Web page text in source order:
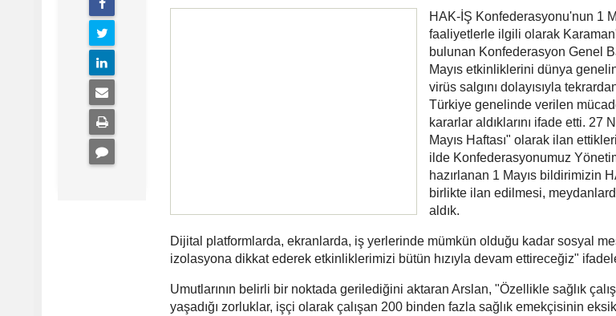
HAK-İŞ Konfederasyonu'nun 1
faaliyetlerle ilgili olarak
bulunan Konfederasyon Genel
Mayıs etkinliklerini dünya
virüs salgını dolayısıyla
Türkiye genelinde verilen
kararlar aldıklarını ifade etti. 27
Mayıs Haftası" olarak ilan
ilde Konfederasyonumuz
hazırlanan 1 Mayıs bildirimizin
birlikte ilan edilmesi,
aldık.
Dijital platformlarda, ekranlarda, iş yerlerinde mümkün olduğu kadar sosyal
izolasyona dikkat ederek etkinliklerimizi bütün hızıyla devam ettireceğiz"
Umutlarının belirli bir noktada gerilediğini aktaran Arslan, "Özellikle sağlık
yaşadığı zorluklar, işçi olarak çalışan 200 binden fazla sağlık emekçisinin